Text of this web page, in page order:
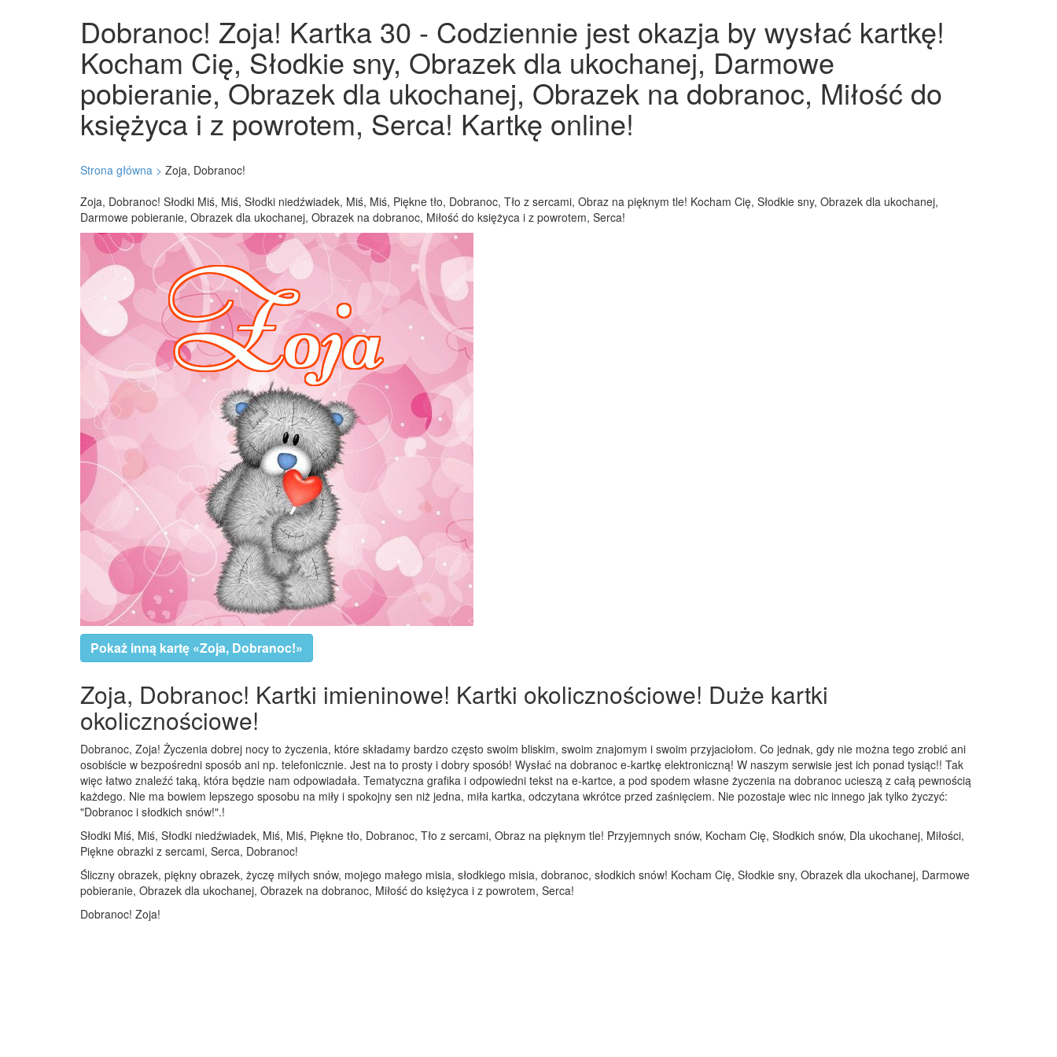
Dobranoc! Zoja! Kartka 30 - Codziennie jest okazja by wysłać kartkę!
Kocham Cię, Słodkie sny, Obrazek dla ukochanej, Darmowe
pobieranie, Obrazek dla ukochanej, Obrazek na dobranoc, Miłość do
księżyca i z powrotem, Serca! Kartkę online!
Strona główna > Zoja, Dobranoc!
Zoja, Dobranoc! Słodki Miś, Miś, Słodki niedźwiadek, Miś, Miś, Piękne tło, Dobranoc, Tło z sercami, Obraz na pięknym tle! Kocham Cię, Słodkie sny, Obrazek dla ukochanej,
Darmowe pobieranie, Obrazek dla ukochanej, Obrazek na dobranoc, Miłość do księżyca i z powrotem, Serca!
Pokaż inną kartę «Zoja, Dobranoc!»
Zoja, Dobranoc! Kartki imieninowe! Kartki okolicznościowe! Duże kartki
okolicznościowe!
Dobranoc, Zoja! Życzenia dobrej nocy to życzenia, które składamy bardzo często swoim bliskim, swoim znajomym i swoim przyjaciołom. Co jednak, gdy nie można tego zrobić ani
osobiście w bezpośredni sposób ani np. telefonicznie. Jest na to prosty i dobry sposób! Wysłać na dobranoc e-kartkę elektroniczną! W naszym serwisie jest ich ponad tysiąc!! Tak
więc łatwo znaleźć taką, która będzie nam odpowiadała. Tematyczna grafika i odpowiedni tekst na e-kartce, a pod spodem własne życzenia na dobranoc ucieszą z całą pewnością
każdego. Nie ma bowiem lepszego sposobu na miły i spokojny sen niż jedna, miła kartka, odczytana wkrótce przed zaśnięciem. Nie pozostaje wiec nic innego jak tylko życzyć:
"Dobranoc i słodkich snów!".!
Słodki Miś, Miś, Słodki niedźwiadek, Miś, Miś, Piękne tło, Dobranoc, Tło z sercami, Obraz na pięknym tle! Przyjemnych snów, Kocham Cię, Słodkich snów, Dla ukochanej, Miłości,
Piękne obrazki z sercami, Serca, Dobranoc!
Śliczny obrazek, piękny obrazek, życzę miłych snów, mojego małego misia, słodkiego misia, dobranoc, słodkich snów! Kocham Cię, Słodkie sny, Obrazek dla ukochanej, Darmowe
pobieranie, Obrazek dla ukochanej, Obrazek na dobranoc, Miłość do księżyca i z powrotem, Serca!
Dobranoc! Zoja!